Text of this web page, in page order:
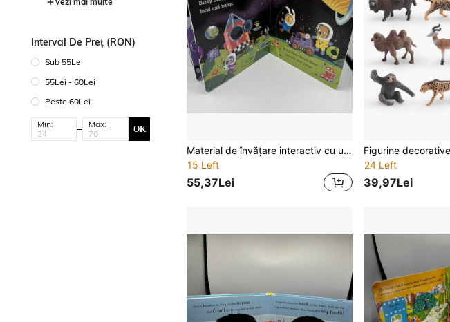
Interval De Preț (RON)
Sub 55Lei
55Lei - 60Lei
Peste 60Lei
Min: Max: OK
Material de învățare interactiv cu ursuș în spațiu, tip tragere-împingere, potrivit pentru învățarea limbii engleze, cu pagini pliabile, distractiv, alegere excelentă pentru cadou de Crăciun, educație științifică
15 Left
55,37Lei
24 Left
39,97Lei